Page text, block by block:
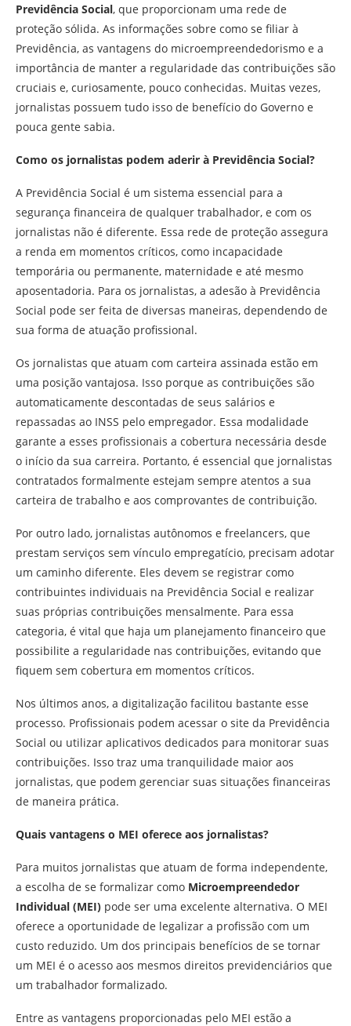
Previdência Social, que proporcionam uma rede de
proteção sólida. As informações sobre como se filiar à
Previdência, as vantagens do microempreendedorismo e a
importância de manter a regularidade das contribuições são
cruciais e, curiosamente, pouco conhecidas. Muitas vezes,
jornalistas possuem tudo isso de benefício do Governo e
pouca gente sabia.
Como os jornalistas podem aderir à Previdência Social?
A Previdência Social é um sistema essencial para a
segurança financeira de qualquer trabalhador, e com os
jornalistas não é diferente. Essa rede de proteção assegura
a renda em momentos críticos, como incapacidade
temporária ou permanente, maternidade e até mesmo
aposentadoria. Para os jornalistas, a adesão à Previdência
Social pode ser feita de diversas maneiras, dependendo de
sua forma de atuação profissional.
Os jornalistas que atuam com carteira assinada estão em
uma posição vantajosa. Isso porque as contribuições são
automaticamente descontadas de seus salários e
repassadas ao INSS pelo empregador. Essa modalidade
garante a esses profissionais a cobertura necessária desde
o início da sua carreira. Portanto, é essencial que jornalistas
contratados formalmente estejam sempre atentos a sua
carteira de trabalho e aos comprovantes de contribuição.
Por outro lado, jornalistas autônomos e freelancers, que
prestam serviços sem vínculo empregatício, precisam adotar
um caminho diferente. Eles devem se registrar como
contribuintes individuais na Previdência Social e realizar
suas próprias contribuições mensalmente. Para essa
categoria, é vital que haja um planejamento financeiro que
possibilite a regularidade nas contribuições, evitando que
fiquem sem cobertura em momentos críticos.
Nos últimos anos, a digitalização facilitou bastante esse
processo. Profissionais podem acessar o site da Previdência
Social ou utilizar aplicativos dedicados para monitorar suas
contribuições. Isso traz uma tranquilidade maior aos
jornalistas, que podem gerenciar suas situações financeiras
de maneira prática.
Quais vantagens o MEI oferece aos jornalistas?
Para muitos jornalistas que atuam de forma independente,
a escolha de se formalizar como Microempreendedor
Individual (MEI) pode ser uma excelente alternativa. O MEI
oferece a oportunidade de legalizar a profissão com um
custo reduzido. Um dos principais benefícios de se tornar
um MEI é o acesso aos mesmos direitos previdenciários que
um trabalhador formalizado.
Entre as vantagens proporcionadas pelo MEI estão a